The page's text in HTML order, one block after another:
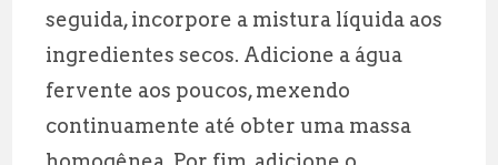
seguida, incorpore a mistura líquida aos
ingredientes secos. Adicione a água
fervente aos poucos, mexendo
continuamente até obter uma massa